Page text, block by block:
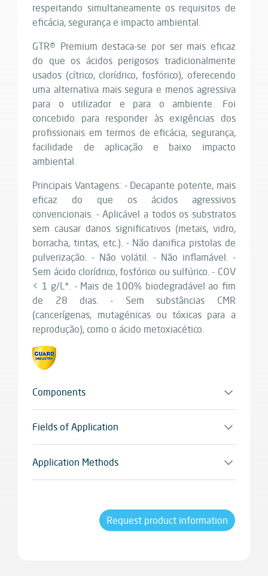
respeitando simultaneamente os requisitos de
eficácia, segurança e impacto ambiental.
GTR® Premium destaca-se por ser mais eficaz
do que os ácidos perigosos tradicionalmente
usados (cítrico, clorídrico, fosfórico), oferecendo
uma alternativa mais segura e menos agressiva
para o utilizador e para o ambiente. Foi
concebido para responder às exigências dos
profissionais em termos de eficácia, segurança,
facilidade de aplicação e baixo impacto
ambiental.
Principais Vantagens: - Decapante potente, mais
eficaz do que os ácidos agressivos
convencionais. - Aplicável a todos os substratos
sem causar danos significativos (metais, vidro,
borracha, tintas, etc.). - Não danifica pistolas de
pulverização. - Não volátil. - Não inflamável. -
Sem ácido clorídrico, fosfórico ou sulfúrico. - COV
< 1 g/L*. - Mais de 100% biodegradável ao fim
de 28 dias. - Sem substâncias CMR
(cancerígenas, mutagénicas ou tóxicas para a
reprodução), como o ácido metoxiacético.
Components
Monocomponente
Fields of Application
GTR® Premium é um decapante de nova
geração, desenvolvido para cumprir as mais
recentes regulamentações. Foi especialmente
de armazenamento e de descofragem. Também
é eficaz na remoção de cal hidráulica, anidrite,
Application Methods
Pulverizador
Request product information